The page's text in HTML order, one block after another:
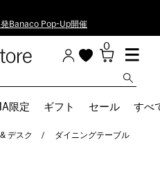
Banaco Pop-Up開催
0
限定 ギフト セール すべ
デスク ダイニングテーブル